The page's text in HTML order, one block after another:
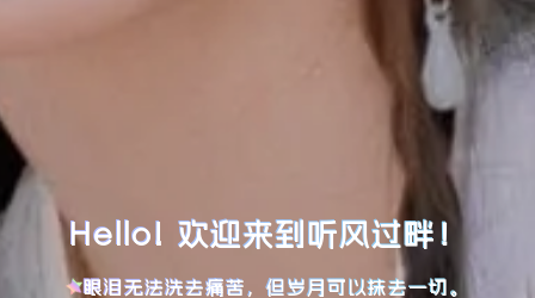
Hello! 欢迎来到听风过畔！
眼泪无法洗去痛苦，但岁月可以抹去一切。